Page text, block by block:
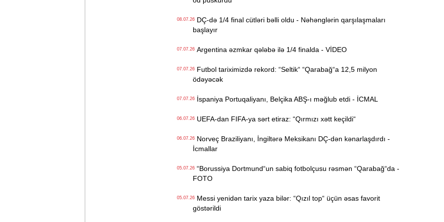
08.07.26DÇ-də 1/4 final cütləri bəlli oldu - Nəhənglərin qarşılaşmaları
başlayır
07.07.26Argentina əzmkar qələbə ilə 1/4 finalda - VİDEO
07.07.26Futbol tariximizdə rekord: “Seltik“ “Qarabağ“a 12,5 milyon
ödəyəcək
07.07.26İspaniya Portuqaliyanı, Belçika ABŞ-ı məğlub etdi - İCMAL
06.07.26UEFA-dan FIFA-ya sərt etiraz: “Qırmızı xətt keçildi“
06.07.26Norveç Braziliyanı, İngiltərə Meksikanı DÇ-dən kənarlaşdırdı -
İcmallar
05.07.26“Borussiya Dortmund“un sabiq fotbolçusu rəsmən “Qarabağ“da -
FOTO
05.07.26Messi yenidən tarix yaza bilər: “Qızıl top“ üçün əsas favorit
göstərildi